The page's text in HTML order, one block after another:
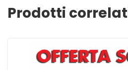
Lo accendi con un semplice gesto
Prodotti